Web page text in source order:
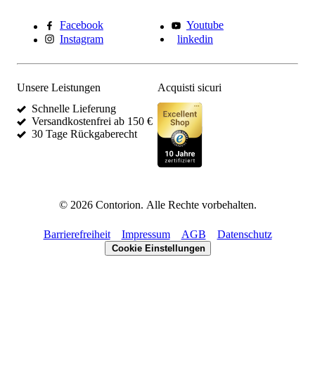
Facebook
Youtube
Instagram
linkedin
Unsere Leistungen
Schnelle Lieferung
Versandkostenfrei ab 150 €
30 Tage Rückgaberecht
Acquisti sicuri
© 2026Contorion. Alle Rechte vorbehalten.
Barrierefreiheit Impressum AGB Datenschutz
Cookie Einstellungen